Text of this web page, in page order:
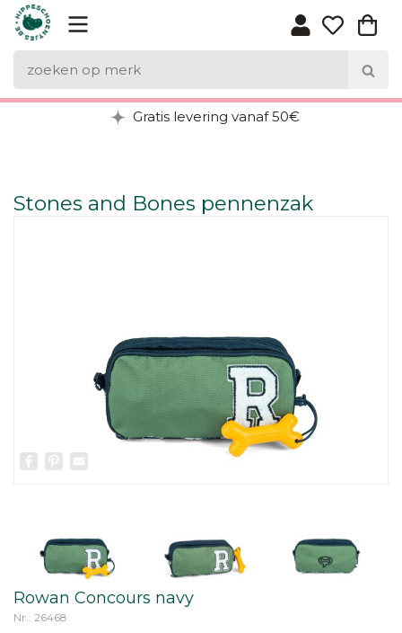
Gratis levering vanaf 50€
Stones and Bones pennenzak
Facebook
Pinterest
Rowan Concours navy
Nr.: 26468